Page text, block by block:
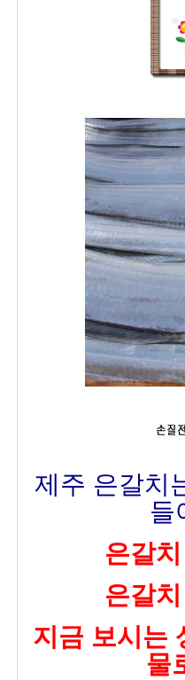
제주 은갈치
들
은갈
은갈
지금 보시는
물